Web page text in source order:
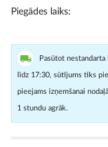
Piegādes laiks
Pasūtot
līdz 17:30, sūtījums tiks
pieejams izņemšanai
1 stundu agrāk.